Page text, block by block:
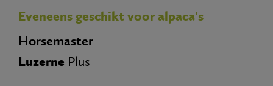
Eveneens geschikt voor alpaca's
Horsemaster
Luzerne Plus